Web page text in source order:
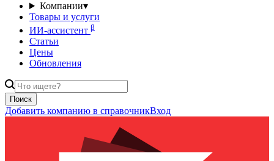
Компании▾
Товары и услуги
ИИ-ассистент β
Статьи
Цены
Обновления
Поиск
Добавить компанию в справочникВход